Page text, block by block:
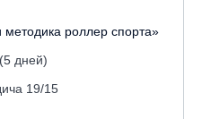
роллер спорта»
дней)
19/15